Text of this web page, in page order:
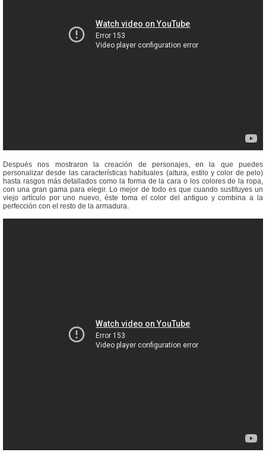
Después nos mostraron la creación de personajes, en la que puedes
personalizar desde las características habituales (altura, estilo y color de pelo)
hasta rasgos más detallados como la forma de la cara o los colores de la ropa,
con una gran gama para elegir. Lo mejor de todo es que cuando sustituyes un
viejo artículo por uno nuevo, éste toma el color del antiguo y combina a la
perfección con el resto de la armadura.